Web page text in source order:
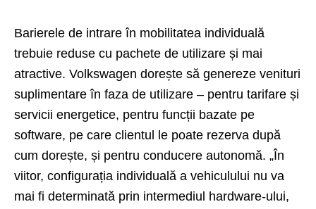
Barierele de intrare în mobilitatea individuală
trebuie reduse cu pachete de utilizare și mai
atractive. Volkswagen dorește să genereze venituri
suplimentare în faza de utilizare – pentru tarifare și
servicii energetice, pentru funcții bazate pe
software, pe care clientul le poate rezerva după
cum dorește, și pentru conducere autonomă. „În
viitor, configurația individuală a vehiculului nu va
mai fi determinată prin intermediul hardware-ului,